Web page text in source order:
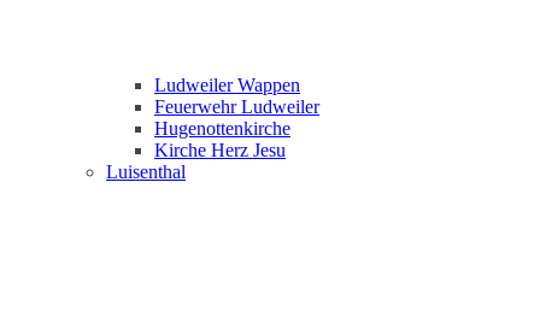
Ludweiler Wappen
Feuerwehr Ludweiler
Hugenottenkirche
Kirche Herz Jesu
Luisenthal